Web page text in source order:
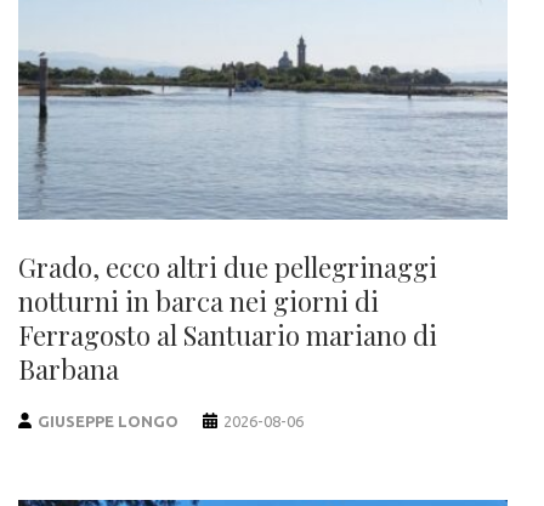
Grado, ecco altri due pellegrinaggi
notturni in barca nei giorni di
Ferragosto al Santuario mariano di
Barbana
GIUSEPPE LONGO 2026-08-06